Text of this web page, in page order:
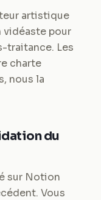
artistique
vidéaste pour
traitance. Les
charte
nous la
du
sur Notion
Vous